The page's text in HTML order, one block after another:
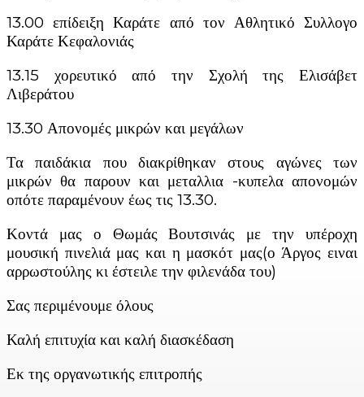
13.00 επίδειξη Καράτε από τον Αθλητικό Συλλογο
Καράτε Κεφαλονιάς
13.15 χορευτικό από την Σχολή της Ελισάβετ
Λιβεράτου
13.30 Απονομές μικρών και μεγάλων
Τα παιδάκια που διακρίθηκαν στους αγώνες των
μικρών θα παρουν και μεταλλια -κυπελα απονομών
οπότε παραμένουν έως τις 13.30.
Κοντά μας ο Θωμάς Βουτσινάς με την υπέροχη
μουσική πινελιά μας και η μασκότ μας(ο Άργος ειναι
αρρωστούλης κι έστειλε την φιλενάδα του)
Σας περιμένουμε όλους
Καλή επιτυχία και καλή διασκέδαση
Εκ της οργανωτικής επιτροπής